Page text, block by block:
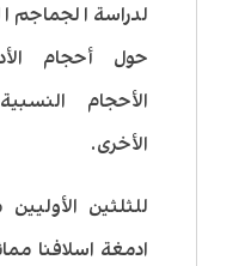
لدراسة الجماجم
حول أحجام
الأحجام
الأخرى.
للثلثين
ادمغة اسلافنا